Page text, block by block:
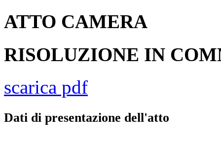
ATTO CAMERA
RISOLUZIONE IN
scarica pdf
Dati di presentazione dell'atto